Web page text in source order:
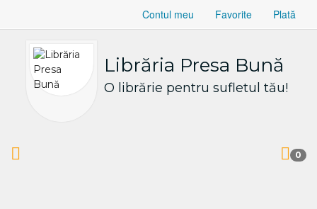
Contul meu Favorite Plată
Librăria Presa Bună
O librărie pentru sufletul tău!
0